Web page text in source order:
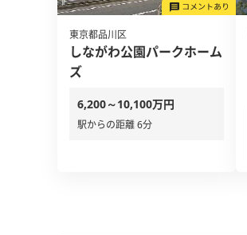
東京都品川区
しながわ公園パークホーム
ズ
6,200～10,100万円
駅からの距離 6分